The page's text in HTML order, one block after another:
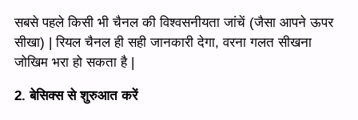
सबसे पहले किसी भी चैनल की विश्वसनीयता जांचें (जैसा आपने ऊपर
सीखा) | रियल चैनल ही सही जानकारी देगा, वरना गलत सीखना
जोखिम भरा हो सकता है |
2. बेसिक्स से शुरुआत करें